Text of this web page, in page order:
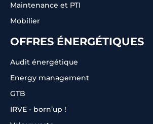
Maintenance et PTI
Mobilier
OFFRES ÉNERGÉTIQUES
Audit énergétique
Energy management
GTB
IRVE - born’up !